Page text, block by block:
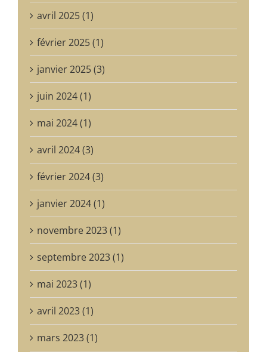
février 2025 (1)
janvier 2025 (3)
juin 2024 (1)
mai 2024 (1)
avril 2024 (3)
février 2024 (3)
janvier 2024 (1)
novembre 2023 (1)
septembre 2023 (1)
mai 2023 (1)
avril 2023 (1)
mars 2023 (1)
août 2022 (1)